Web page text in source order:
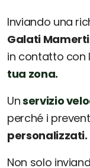
Inviando una
Galati
in contatto con
tua zona.
Unservizio
perché i
personalizzati.
Non solo